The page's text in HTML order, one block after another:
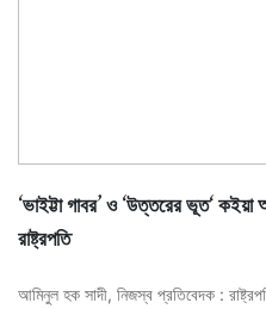
‘ভাইট্টা গাবর’ ও ‘উত্তরের ভূত‘
রাষ্ট্রপতি
আমিনুল হক সাদী, নিজস্ব প্রতিবেদক :